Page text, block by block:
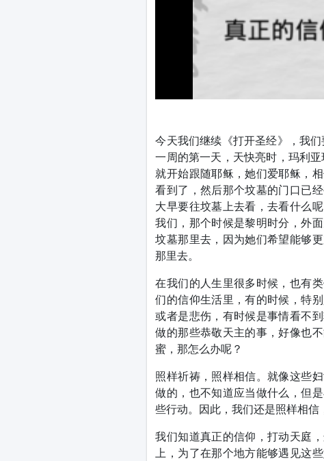
今天我们继续《打开圣经》，我
一周的第一天，天快亮时，玛利
就开始跟随耶稣，她们爱耶稣，
看到了，然后那个坟墓的门口已
大早要往坟墓上去看，去看什么
我们，那个时候是黎明时分，外
坟墓那里去，因为她们希望能够
那里去。
在我们的人生里很多时候，也有
们的信仰生活里，有的时候，特
或者是悲伤，有时候是事情看不
做的那些恭敬天主的事，好像也
蜜，那怎么办呢？
照样祈祷，照样相信。就像这些
做的，也不知道应当做什么，但
些行动。因此，我们还是照样相信
我们知道真正的信仰，打动天庭
上，为了在那个地方能够遇见这